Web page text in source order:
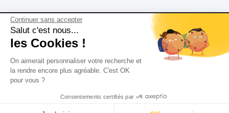
Continuer sans accepter
Salut c'est nous...
les Cookies !
On aimerait personnaliser votre recherche et
la rendre encore plus agréable. C'est OK
pour vous ?
Consentements certifiés par
Plan de site
Mentions légales
Conditions Générales d’Utilisation
Version actualisée en
2026